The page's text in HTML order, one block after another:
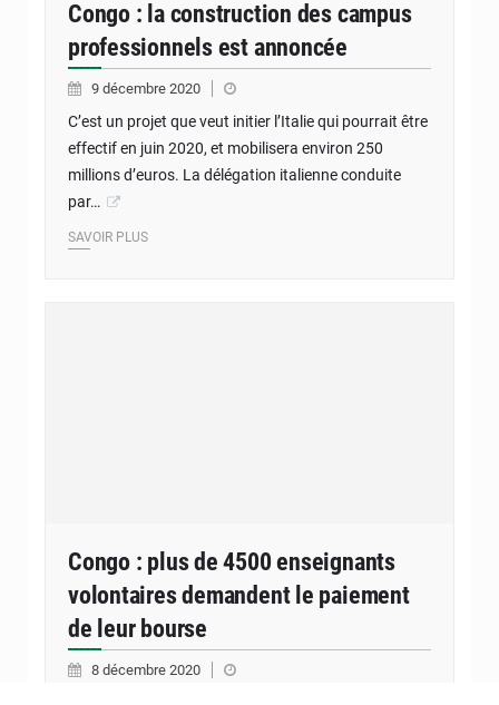
Congo : la construction des campus
professionnels est annoncée
9 décembre 2020
C’est un projet que veut initier l’Italie qui pourrait être
effectif en juin 2020, et mobilisera environ 250
millions d’euros. La délégation italienne conduite
par…
SAVOIR PLUS
Congo : plus de 4500 enseignants
volontaires demandent le paiement
de leur bourse
8 décembre 2020